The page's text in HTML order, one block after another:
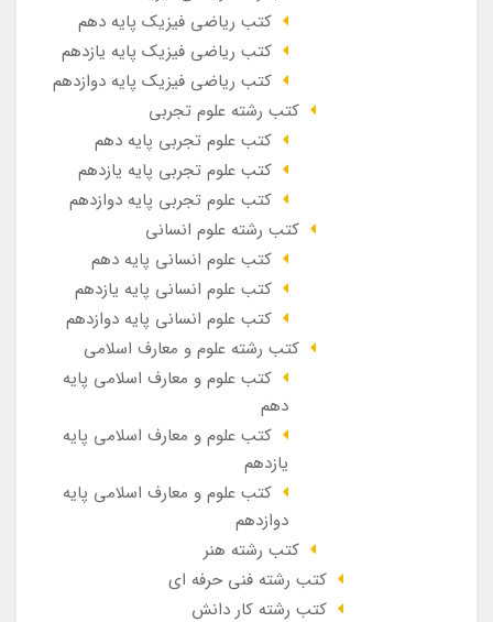
کتب ریاضی فیزیک پایه دهم
کتب ریاضی فیزیک پایه یازدهم
کتب ریاضی فیزیک پایه دوازدهم
کتب رشته علوم تجربی
کتب علوم تجربی پایه دهم
کتب علوم تجربی پایه یازدهم
کتب علوم تجربی پایه دوازدهم
کتب رشته علوم انسانی
کتب علوم انسانی پایه دهم
کتب علوم انسانی پایه یازدهم
کتب علوم انسانی پایه دوازدهم
کتب رشته علوم و معارف اسلامی
کتب علوم و معارف اسلامی پایه
دهم
کتب علوم و معارف اسلامی پایه
یازدهم
کتب علوم و معارف اسلامی پایه
دوازدهم
کتب رشته هنر
کتب رشته فنی حرفه ای
کتب رشته کار دانش